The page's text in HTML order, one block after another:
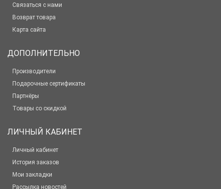
Связаться с нами
Возврат товара
Карта сайта
ДОПОЛНИТЕЛЬНО
Производители
Подарочные сертификаты
Партнёры
Товары со скидкой
ЛИЧНЫЙ КАБИНЕТ
Личный кабинет
История заказов
Мои закладки
Рассылка новостей